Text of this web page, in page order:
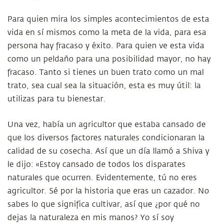
Para quien mira los simples acontecimientos de esta
vida en sí mismos como la meta de la vida, para esa
persona hay fracaso y éxito. Para quien ve esta vida
como un peldaño para una posibilidad mayor, no hay
fracaso. Tanto si tienes un buen trato como un mal
trato, sea cual sea la situación, esta es muy útil: la
utilizas para tu bienestar.
Una vez, había un agricultor que estaba cansado de
que los diversos factores naturales condicionaran la
calidad de su cosecha. Así que un día llamó a Shiva y
le dijo: «Estoy cansado de todos los disparates
naturales que ocurren. Evidentemente, tú no eres
agricultor. Sé por la historia que eras un cazador. No
sabes lo que significa cultivar, así que ¿por qué no
dejas la naturaleza en mis manos? Yo sí soy